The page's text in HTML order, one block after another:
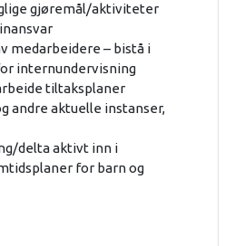
gjøremål/aktiviteter
medarbeidere – bistå i
internundervisning
tiltaksplaner
andre aktuelle instanser,
delta aktivt inn i
for barn og